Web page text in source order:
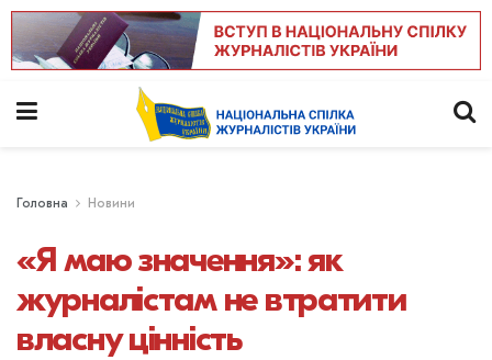
Головна Новини
«Я маю значення»: як
журналістам не втратити
власну цінність